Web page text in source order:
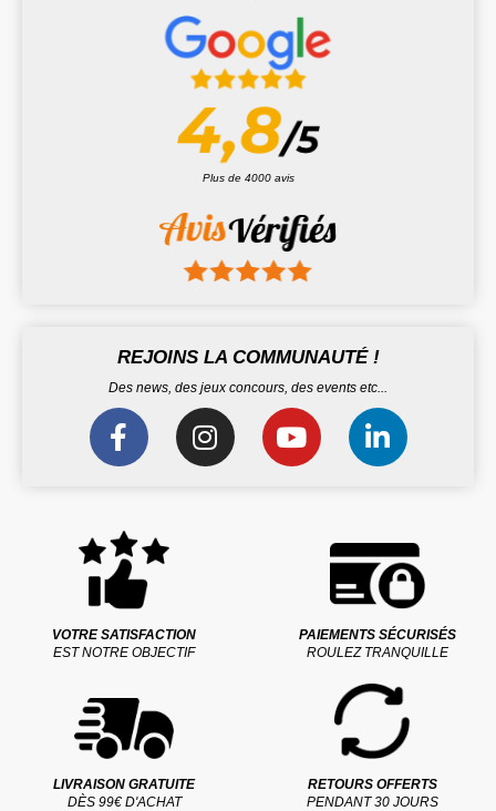
Plus de 4000 avis
REJOINS LA COMMUNAUTÉ !
Des news, des jeux concours, des events etc...
VOTRE SATISFACTION
EST NOTRE OBJECTIF
PAIEMENTS SÉCURISÉS
ROULEZ TRANQUILLE
LIVRAISON GRATUITE
DÈS 99€ D'ACHAT
RETOURS OFFERTS
PENDANT 30 JOURS